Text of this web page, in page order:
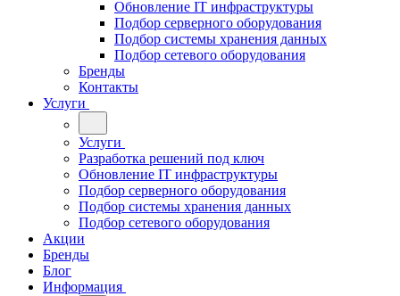
Обновление IT инфраструктуры
Подбор серверного оборудования
Подбор системы хранения данных
Подбор сетевого оборудования
Бренды
Контакты
Услуги
Услуги
Разработка решений под ключ
Обновление IT инфраструктуры
Подбор серверного оборудования
Подбор системы хранения данных
Подбор сетевого оборудования
Акции
Бренды
Блог
Информация